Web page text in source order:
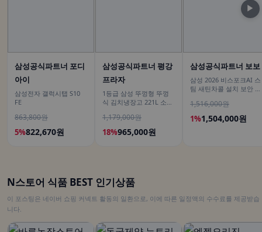
삼성공식파트너 포디
아이
삼성전자 갤럭시탭 S10
FE
863,800원
5%822,670원
삼성공식파트너 평강
프라자
1등급 삼성 뚜껑형 뚜껑
식 김치냉장고 221L 소형
버 RP22C3111Z1
1,179,000원
18%965,000원
삼성공식파트너 보보
삼성 2026 비스포크AI 스
팀 새틴차콜 설치 보안 안
1,516,000원
1%1,504,000원
▶
N스토어 식품 BEST 인기상품
이 포스팅은 네이버 쇼핑 커넥트 활동의 일환으로, 이에 따른 일정액의 수수료를 제공받습
니다.